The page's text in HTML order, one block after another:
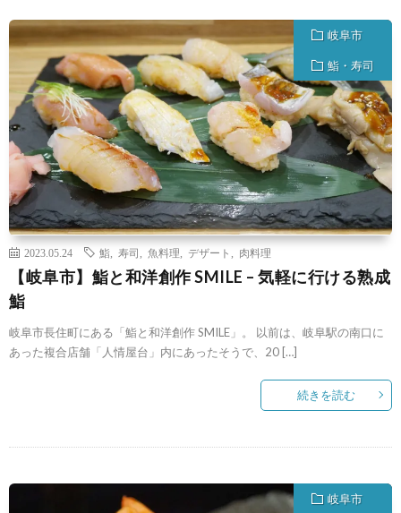
岐阜市
鮨・寿司
2023.05.24 鮨 寿司 魚料理 デザート 肉料理
【岐阜市】鮨と和洋創作 SMILE – 気軽に行ける熟成
鮨
岐阜市長住町にある「鮨と和洋創作 SMILE」。 以前は、岐阜駅の南口に
あった複合店舗「人情屋台」内にあったそうで、20 […]
続きを読む
岐阜市